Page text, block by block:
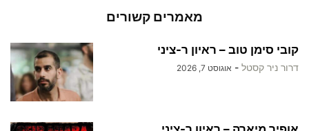
מאמרים קשורים
קובי סימן טוב – ראיון ר-ציני
דרור ניר קסטל - אוגוסט 7, 2026